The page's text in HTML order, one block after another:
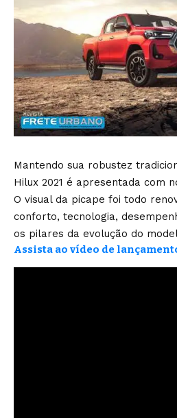
Mantendo sua robustez
Hilux 2021 é apresentada com
O visual da picape foi todo
conforto, tecnologia,
os pilares da evolução do
Assista ao vídeo de